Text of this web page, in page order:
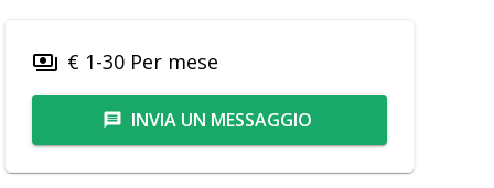
payments € 1-30 Per mese
message INVIA UN MESSAGGIO